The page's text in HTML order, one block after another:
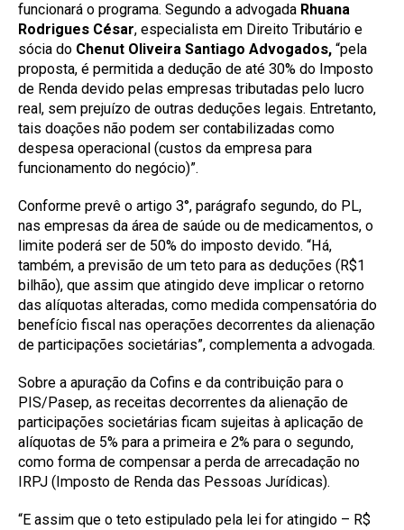
funcionará o programa. Segundo a advogada Rhuana
Rodrigues César, especialista em Direito Tributário e
sócia do Chenut Oliveira Santiago Advogados, “pela
proposta, é permitida a dedução de até 30% do Imposto
de Renda devido pelas empresas tributadas pelo lucro
real, sem prejuízo de outras deduções legais. Entretanto,
tais doações não podem ser contabilizadas como
despesa operacional (custos da empresa para
funcionamento do negócio)”.
Conforme prevê o artigo 3°, parágrafo segundo, do PL,
nas empresas da área de saúde ou de medicamentos, o
limite poderá ser de 50% do imposto devido. “Há,
também, a previsão de um teto para as deduções (R$1
bilhão), que assim que atingido deve implicar o retorno
das alíquotas alteradas, como medida compensatória do
benefício fiscal nas operações decorrentes da alienação
de participações societárias”, complementa a advogada.
Sobre a apuração da Cofins e da contribuição para o
PIS/Pasep, as receitas decorrentes da alienação de
participações societárias ficam sujeitas à aplicação de
alíquotas de 5% para a primeira e 2% para o segundo,
como forma de compensar a perda de arrecadação no
IRPJ (Imposto de Renda das Pessoas Jurídicas).
“E assim que o teto estipulado pela lei for atingido – R$